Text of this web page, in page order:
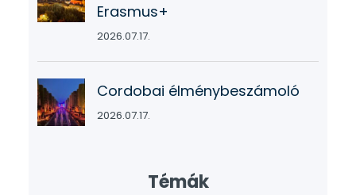
Erasmus+
2026.07.17.
Cordobai élménybeszámoló
2026.07.17.
Témák